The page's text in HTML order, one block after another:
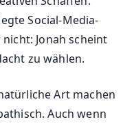
Social-Media-
Jonah scheint
zu wählen.
Art machen
Auch wenn